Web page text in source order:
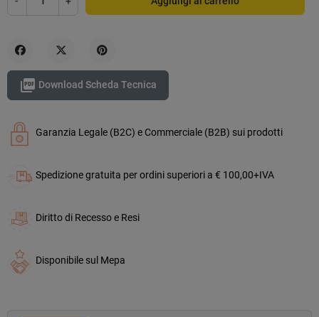
 Download Scheda Tecnica
Garanzia Legale (B2C) e Commerciale (B2B) sui prodotti
Spedizione gratuita per ordini superiori a € 100,00+IVA
Diritto di Recesso e Resi
Disponibile sul Mepa